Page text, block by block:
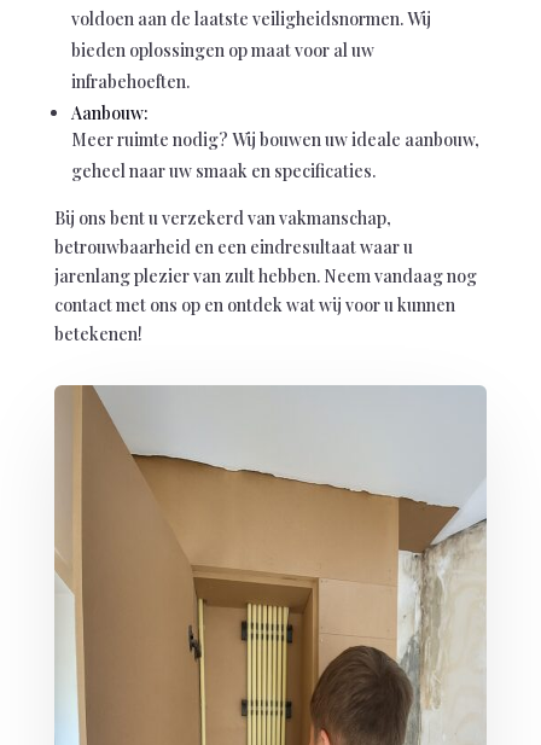
voldoen aan de laatste veiligheidsnormen. Wij
bieden oplossingen op maat voor al uw
infrabehoeften.
Aanbouw:
Meer ruimte nodig? Wij bouwen uw ideale aanbouw,
geheel naar uw smaak en specificaties.
Bij ons bent u verzekerd van vakmanschap,
betrouwbaarheid en een eindresultaat waar u
jarenlang plezier van zult hebben. Neem vandaag nog
contact met ons op en ontdek wat wij voor u kunnen
betekenen!